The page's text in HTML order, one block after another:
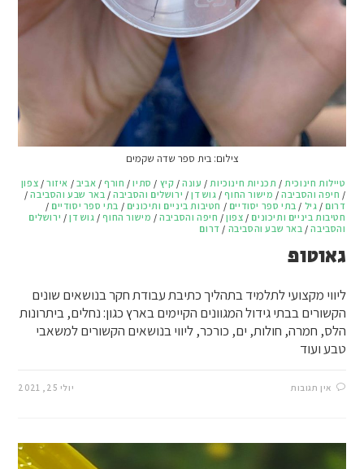
צילום: בית ספר שדה שקמים
טיילות חינוכית / תכניות חינוכיות / עונה/ קיץ / סתיו/ חורף/ אביב / איזור/ צפון
/ חיפה והסביבה/ מישור החוף/ גוש דן / ירושלים והסביבה/ באר שבע והסביבה/
דרום / גיל / בתי ספר יסודיים / חטיבות ביניים ותיכונים / בתי ספר יסודיים /
חטיבות ביניים ותיכונים / צפון/ חיפה והסביבה/ מישור החוף/ גוש דן / ירושלים
והסביבה/ באר שבע והסביבה / דרום
גאוטופ
ליווי מקצועי לתלמיד בתהליך כתיבת עבודת חקר בנושאים שונים
הקשורים בבתי גידול המגוונים הקיימים בארץ כגון: נחלים, ביתרונות
הלס, חמרה, חולות, ים, כורכר, ליווי בנושאים הקשורים למשאבי
טבע ועוד
אין תגובות יולי 25, 2021